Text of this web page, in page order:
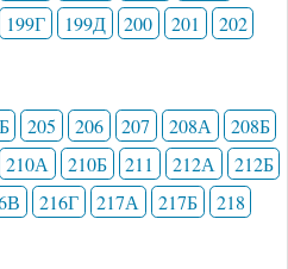
199Г 199Д 200 201 202
205 206 207 208А
208Б
210А 210Б 211 212А
212Б
216Г 217А 217Б
218